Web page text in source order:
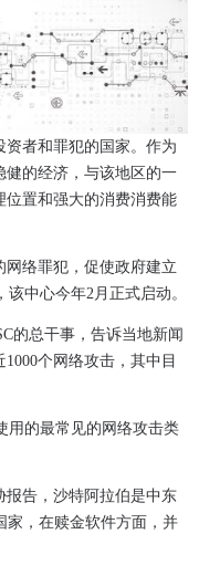
者和罪犯的国家。作为
健的经济，与该地区的一
位置和强大的消费消费能
络罪犯，促使政府建立
中心今年2月正式启动。
的总干事，告诉当地新闻
个网络攻击，其中目
用的最常见的网络攻击类
报告，沙特阿拉伯是中东
家，在赎金软件方面，并